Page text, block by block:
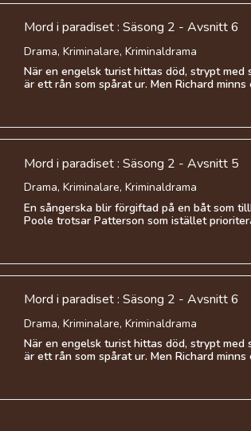
Mord i paradiset : Säsong 2 - Avsnitt 6
Drama, Kriminalare, Kriminaldrama
När en engelsk turist hittas död, strypt
är ett rån som spårat ur. Men Richard
Mord i paradiset : Säsong 2 - Avsnitt 5
Drama, Kriminalare, Kriminaldrama
En sångerska blir förgiftad på en båt som
Poole trotsar Patterson som istället
Mord i paradiset : Säsong 2 - Avsnitt 6
Drama, Kriminalare, Kriminaldrama
När en engelsk turist hittas död, strypt
är ett rån som spårat ur. Men Richard